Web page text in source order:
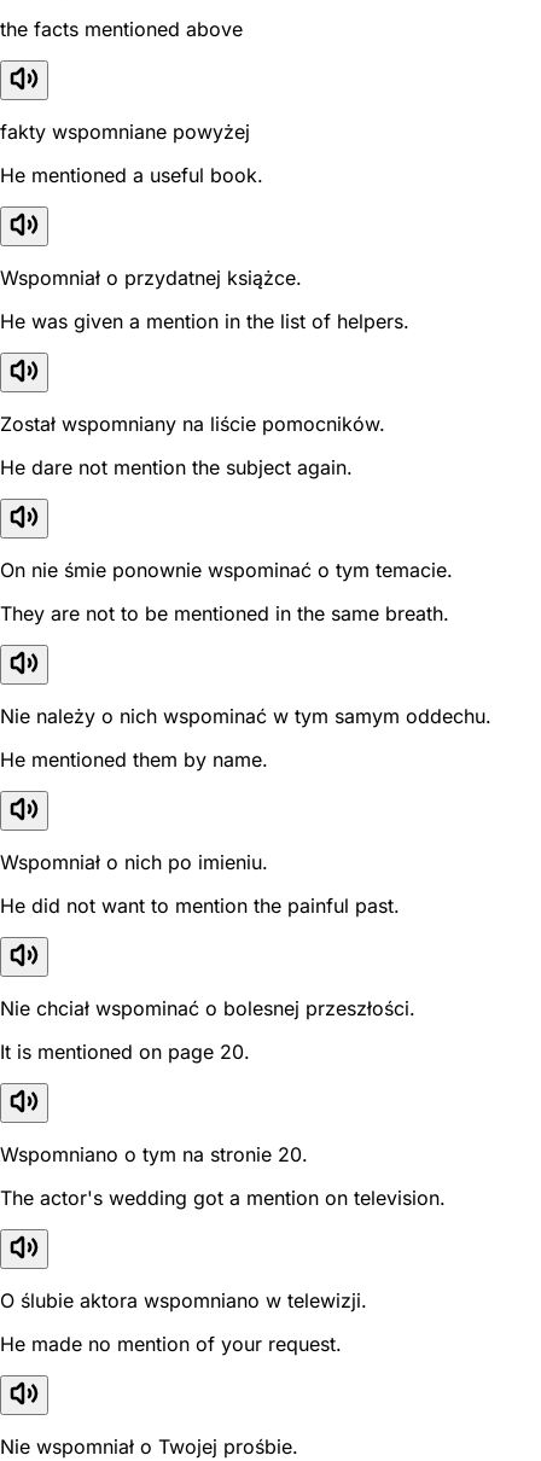
the facts mentioned above
fakty wspomniane powyżej
He mentioned a useful book.
Wspomniał o przydatnej książce.
He was given a mention in the list of helpers.
Został wspomniany na liście pomocników.
He dare not mention the subject again.
On nie śmie ponownie wspominać o tym temacie.
They are not to be mentioned in the same breath.
Nie należy o nich wspominać w tym samym oddechu.
He mentioned them by name.
Wspomniał o nich po imieniu.
He did not want to mention the painful past.
Nie chciał wspominać o bolesnej przeszłości.
It is mentioned on page 20.
Wspomniano o tym na stronie 20.
The actor's wedding got a mention on television.
O ślubie aktora wspomniano w telewizji.
He made no mention of your request.
Nie wspomniał o Twojej prośbie.